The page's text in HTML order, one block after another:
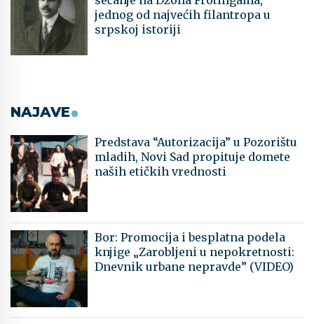
jednog od najvećih filantropa u
srpskoj istoriji
NAJAVE
Predstava “Autorizacija” u Pozorištu
mladih, Novi Sad propituje domete
naših etičkih vrednosti
Bor: Promocija i besplatna podela
knjige „Zarobljeni u nepokretnosti:
Dnevnik urbane nepravde” (VIDEO)